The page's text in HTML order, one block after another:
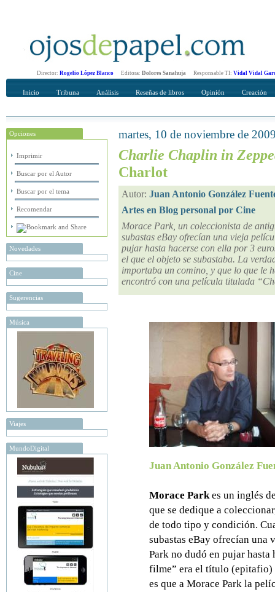
Director: Rogelio López Blanco Editora: Dolores Sanahuja Responsable TI: Vidal Vidal
Inicio Tribuna Análisis Reseñas de libros Opinión Creación
Opciones
Imprimir
Buscar por el Autor
Buscar por el tema
Recomendar
Novedades
Cine
Sugerencias
Música
Viajes
MundoDigital
Recomendar
martes, 10 de noviembre de
Charlie Chaplin in
Charlot
Autor: Juan Antonio González
Artes en Blog personal por Cine
Morace Park, un coleccionista de
subastas eBay ofrecían una vieja
pujar hasta hacerse con ella por 3
el que el objeto se subastaba. La
importaba un comino, y que lo que le
encontró con una película titulada
Juan Antonio González
Morace Parkes un inglés
que se dedique a
de todo tipo y condición.
subastas eBay ofrecían una
Park no dudó en pujar
filme” era el título (epitafio)
es que a Morace Park la